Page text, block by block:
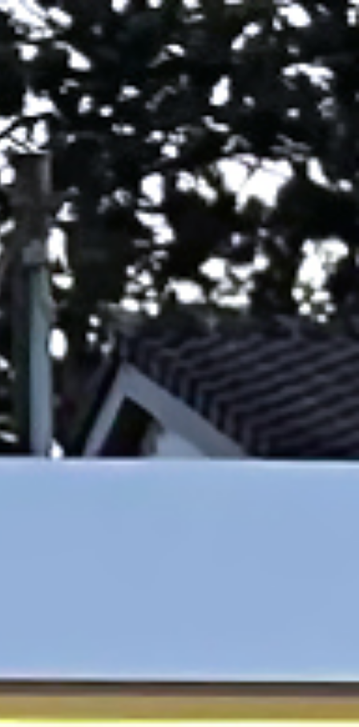
News
Kontakt
Jetzt anfragen